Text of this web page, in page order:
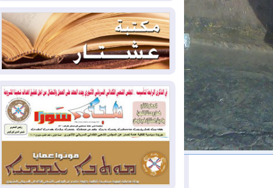
2026-08-01"في أقرب وقت ممكن".. إدارة
ترامب تخطط لشن ضربات جديدة على إيران
2026-07-31أتروشي: قرار السلم والحرب
في العراق "مختطف" وخارج سيطرة
الحكومة
2026-07-31
50 درجة مئوية في 5
محافظات.. العراق على موعد مع موجة حر
السبت
2026-07-31
سبتة تهز أوروبا.. إيطاليا تهدد
بورقة شنغن وفرنسا تشدد الحدود